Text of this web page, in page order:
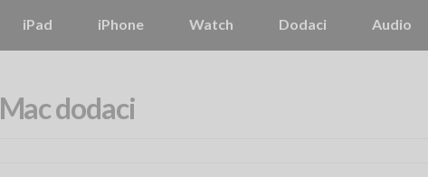
iPad iPhone Watch Dodaci Audio
Mac dodaci